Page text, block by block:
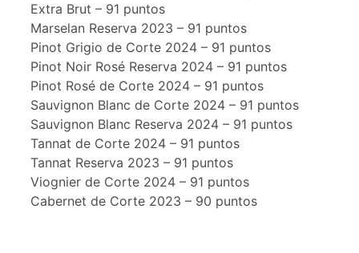
Extra Brut – 91 puntos
Marselan Reserva 2023 – 91 puntos
Pinot Grigio de Corte 2024 – 91 puntos
Pinot Noir Rosé Reserva 2024 – 91 puntos
Pinot Rosé de Corte 2024 – 91 puntos
Sauvignon Blanc de Corte 2024 – 91 puntos
Sauvignon Blanc Reserva 2024 – 91 puntos
Tannat de Corte 2024 – 91 puntos
Tannat Reserva 2023 – 91 puntos
Viognier de Corte 2024 – 91 puntos
Cabernet de Corte 2023 – 90 puntos